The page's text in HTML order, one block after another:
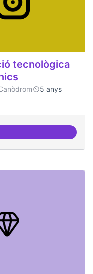
tecnològica
5 anys
punter en innovació